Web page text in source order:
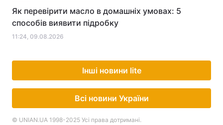
Як перевірити масло в домашніх умовах: 5
способів виявити підробку
11:24, 09.08.2026
Інші новини lite
Всі новини України
© UNIAN.UA 1998-2025 Усі права дотримані.